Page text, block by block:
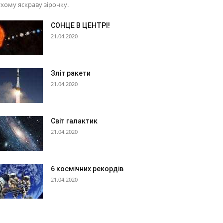
яскраву зірочку.
СОНЦЕ В ЦЕНТРІ!
21.04.2020
Зліт ракети
21.04.2020
Світ галактик
21.04.2020
6 космічних рекордів
21.04.2020